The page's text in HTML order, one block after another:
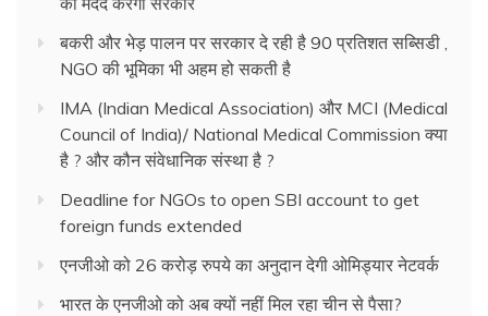
बकरी और भेड़ पालन पर सरकार दे रही है 90 प्रतिशत सब्सिडी ,
NGO की भूमिका भी अहम हो सकती है
IMA (Indian Medical Association) और MCI (Medical
Council of India)/ National Medical Commission क्या
है ? और कौन संवेधानिक संस्था है ?
Deadline for NGOs to open SBI account to get
foreign funds extended
एनजीओ को 26 करोड़ रुपये का अनुदान देगी ओमिड्यार नेटवर्क
भारत के एनजीओ को अब क्यों नहीं मिल रहा चीन से पैसा?